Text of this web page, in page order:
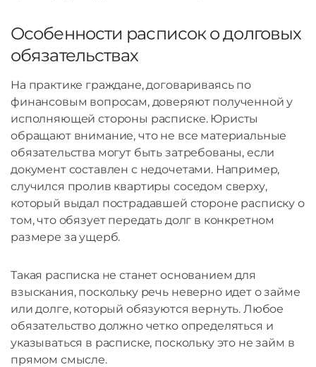
Особенности расписок о долговых
обязательствах
На практике граждане, договариваясь по
финансовым вопросам, доверяют полученной у
исполняющей стороны расписке. Юристы
обращают внимание, что не все материальные
обязательства могут быть затребованы, если
документ составлен с недочетами. Например,
случился пролив квартиры соседом сверху,
который выдал пострадавшей стороне расписку о
том, что обязует передать долг в конкретном
размере за ущерб.
Такая расписка не станет основанием для
взыскания, поскольку речь неверно идет о займе
или долге, который обязуются вернуть. Любое
обязательство должно четко определяться и
указываться в расписке, поскольку это не займ в
прямом смысле.